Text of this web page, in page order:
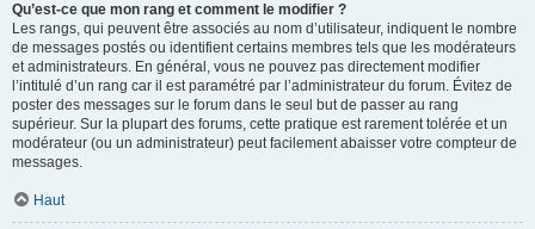
Qu’est-ce que mon rang et comment le modifier ?
Les rangs, qui peuvent être associés au nom d’utilisateur, indiquent le nombre
de messages postés ou identifient certains membres tels que les modérateurs
et administrateurs. En général, vous ne pouvez pas directement modifier
l’intitulé d’un rang car il est paramétré par l’administrateur du forum. Évitez de
poster des messages sur le forum dans le seul but de passer au rang
supérieur. Sur la plupart des forums, cette pratique est rarement tolérée et un
modérateur (ou un administrateur) peut facilement abaisser votre compteur de
messages.
Haut